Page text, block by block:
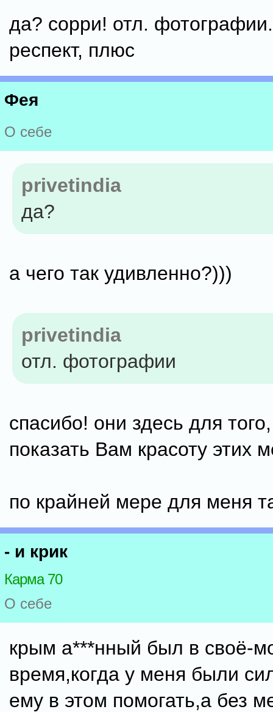
да? сорри! отл.
респект, плюс
Фея
О себе
privetindia
да?
а чего так удивленно?)))
privetindia
отл. фотографии
спасибо! они здесь для
показать Вам красоту этих
по крайней мере для меня
- и крик
Карма 70
О себе
крым а***нный был в своё-
время,когда у меня были
ему в этом помогать,а без